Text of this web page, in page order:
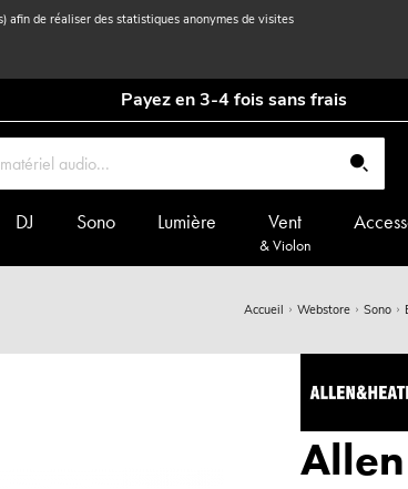
afin de réaliser des statistiques anonymes de visites
Payez en 3-4 fois sans frais
DJ Sono Lumière Vent
& Violon
Accueil Webstore Sono